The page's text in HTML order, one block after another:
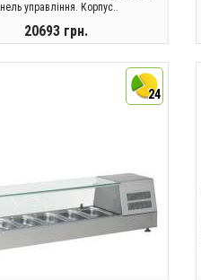
управління. Корпус..
20693 грн.
24